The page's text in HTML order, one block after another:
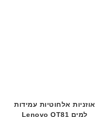
אוזניות אלחוטיות עמידות
למים Lenovo QT81